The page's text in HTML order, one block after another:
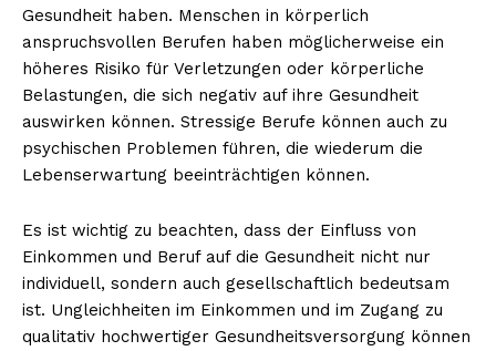
Gesundheit haben. Menschen in körperlich
anspruchsvollen Berufen haben möglicherweise ein
höheres Risiko für Verletzungen oder körperliche
Belastungen, die sich negativ auf ihre Gesundheit
auswirken können. Stressige Berufe können auch zu
psychischen Problemen führen, die wiederum die
Lebenserwartung beeinträchtigen können.
Es ist wichtig zu beachten, dass der Einfluss von
Einkommen und Beruf auf die Gesundheit nicht nur
individuell, sondern auch gesellschaftlich bedeutsam
ist. Ungleichheiten im Einkommen und im Zugang zu
qualitativ hochwertiger Gesundheitsversorgung können